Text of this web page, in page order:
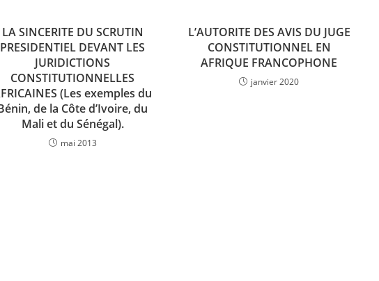
LA SINCERITE DU SCRUTIN
PRESIDENTIEL DEVANT LES
JURIDICTIONS
CONSTITUTIONNELLES
(Les exemples du
de la Côte d’Ivoire, du
Mali et du Sénégal).
mai 2013
L’AUTORITE DES AVIS DU JUGE
CONSTITUTIONNEL EN
AFRIQUE FRANCOPHONE
janvier 2020